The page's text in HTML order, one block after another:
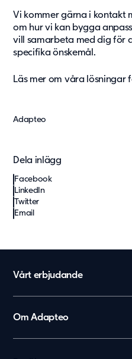
Vi kommer gärna i kontakt
om hur vi kan bygga
vill samarbeta med dig för
specifika önskemål.
Läs mer om våra lösningar
Adapteo
Dela inlägg
Facebook
LinkedIn
Twitter
Email
Vårt erbjudande
Skola
Förskola
Om Adapteo
Kontakt